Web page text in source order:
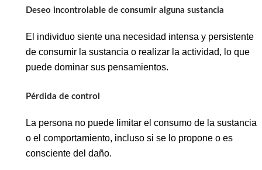
Deseo incontrolable de consumir alguna sustancia
El individuo siente una necesidad intensa y persistente
de consumir la sustancia o realizar la actividad, lo que
puede dominar sus pensamientos.
Pérdida de control
La persona no puede limitar el consumo de la sustancia
o el comportamiento, incluso si se lo propone o es
consciente del daño.